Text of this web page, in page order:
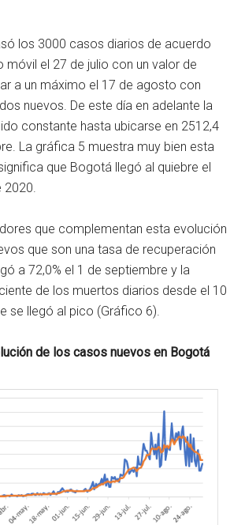
los 3000 casos diarios de acuerdo
móvil el 27 de julio con un valor de
a un máximo el 17 de agosto con
nuevos. De este día en adelante la
constante hasta ubicarse en 2512,4
La gráfica 5 muestra muy bien esta
que Bogotá llegó al quiebre el
que complementan esta evolución
que son una tasa de recuperación
a 72,0% el 1 de septiembre y la
de los muertos diarios desde el 10
se llegó al pico (Gráfico 6).
de los casos nuevos en Bogotá